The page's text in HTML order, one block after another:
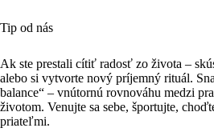
Tip od nás
Ak ste prestali cítiť radosť zo života –
alebo si vytvorte nový príjemný rituál.
balance“ – vnútornú rovnováhu medzi
životom. Venujte sa sebe, športujte,
priateľmi.